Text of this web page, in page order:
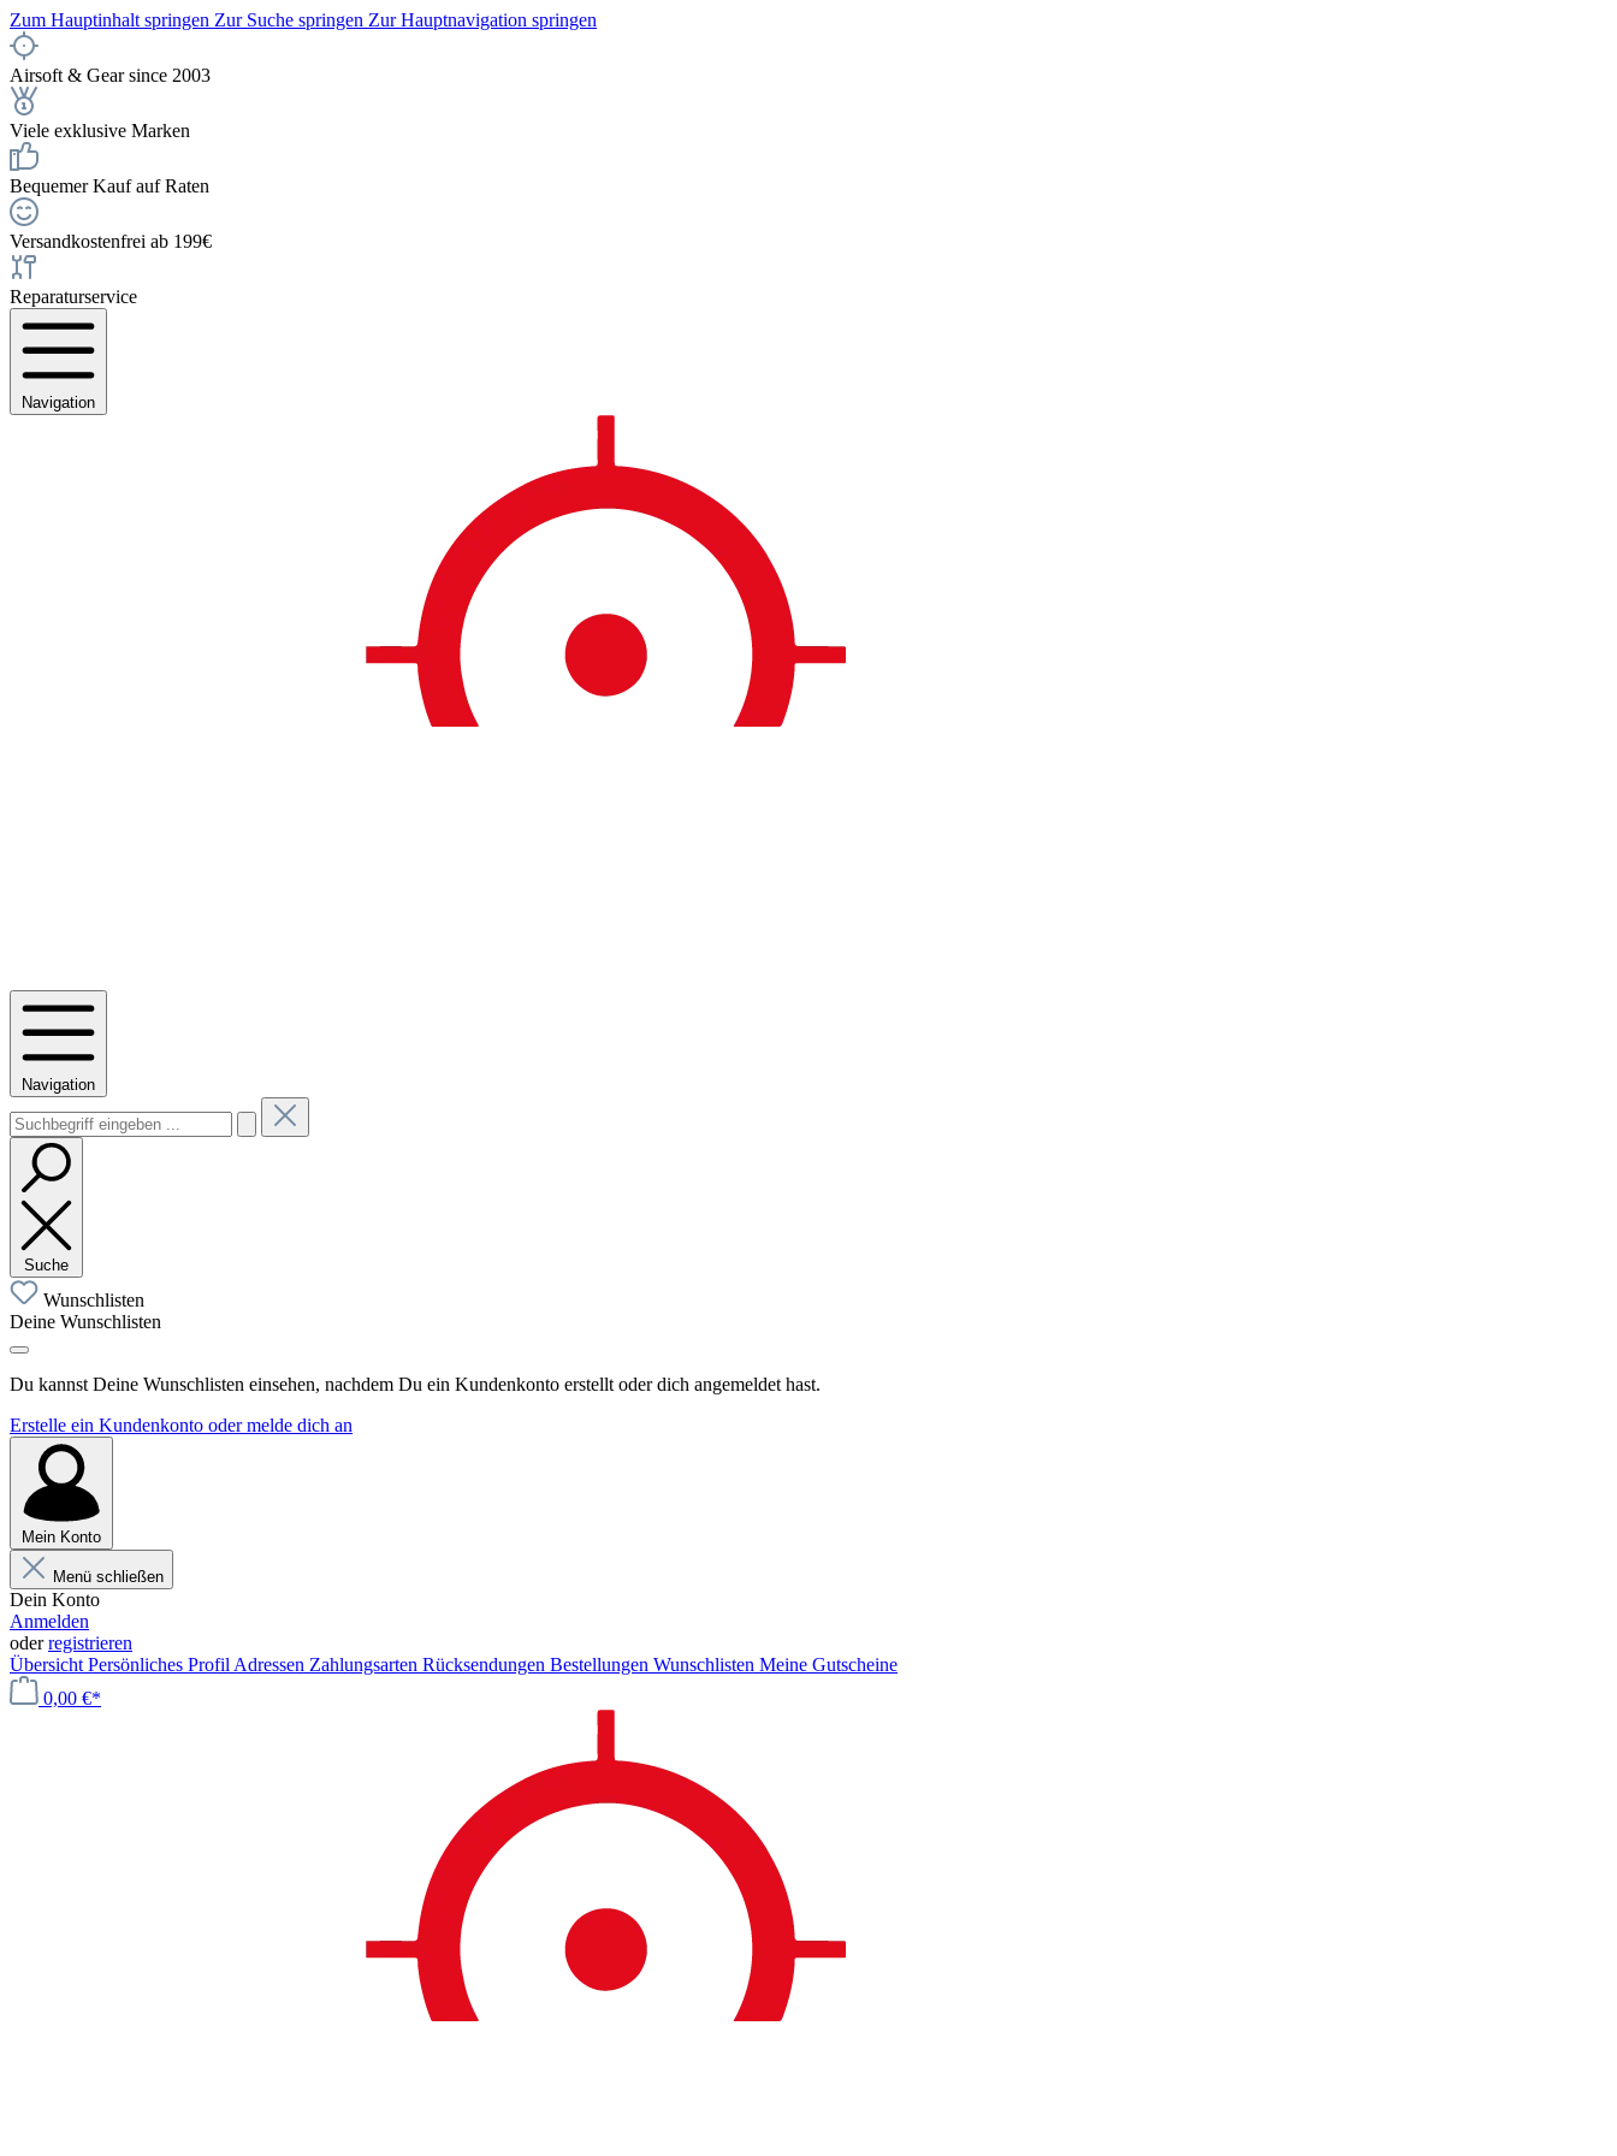
Zum Hauptinhalt springen Zur Suche springen Zur Hauptnavigation springen
Airsoft & Gear since 2003
Viele exklusive Marken
Bequemer Kauf auf Raten
Versandkostenfrei ab 199€
Reparaturservice
Navigation
Navigation
Suche
Wunschlisten
Deine Wunschlisten
Du kannst Deine Wunschlisten einsehen, nachdem Du ein Kundenkonto erstellt oder dich angemeldet hast.
Erstelle ein Kundenkonto oder melde dich an
Mein Konto
Menü schließen
Dein Konto
Anmelden
oderregistrieren
Übersicht Persönliches Profil Adressen Zahlungsarten Rücksendungen Bestellungen Wunschlisten Meine Gutscheine
0,00 €*